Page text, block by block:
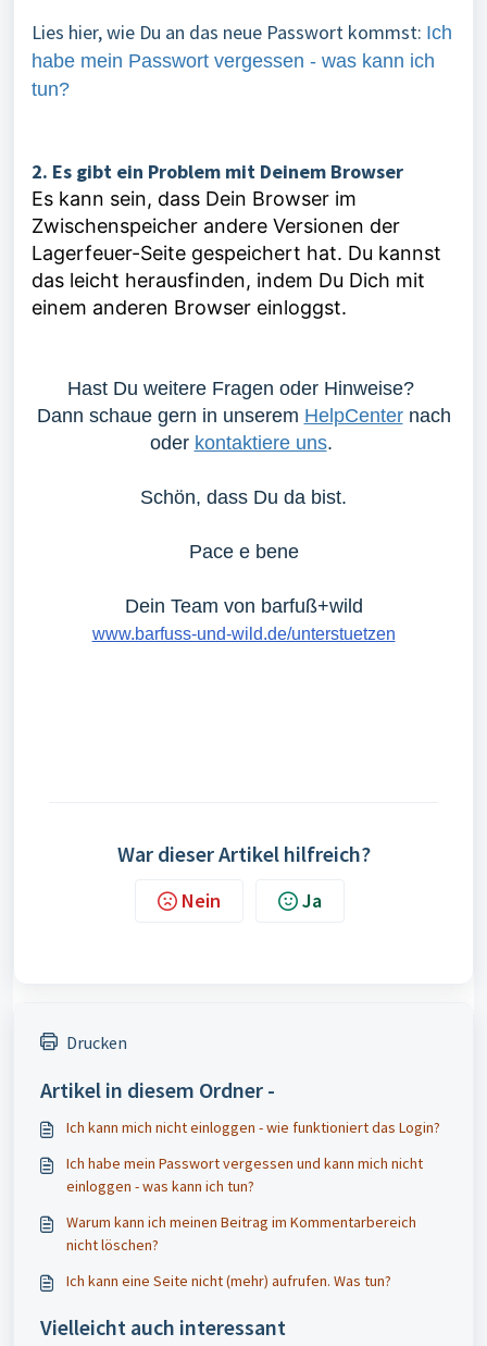
Lies hier, wie Du an das neue Passwort kommst: Ich
habe mein Passwort vergessen - was kann ich
tun?
2. Es gibt ein Problem mit Deinem Browser
Es kann sein, dass Dein Browser im
Zwischenspeicher andere Versionen der
Lagerfeuer-Seite gespeichert hat. Du kannst
das leicht herausfinden, indem Du Dich mit
einem anderen Browser einloggst.
Hast Du weitere Fragen oder Hinweise?
Dann schaue gern in unserem HelpCenternach
oder kontaktiere uns.
Schön, dass Du da bist.
Pace e bene
Dein Team von barfuß+wild
www.barfuss-und-wild.de/unterstuetzen
War dieser Artikel hilfreich?
Nein Ja
Drucken
Artikel in diesem Ordner -
Ich kann mich nicht einloggen - wie funktioniert das Login?
Ich habe mein Passwort vergessen und kann mich nicht
einloggen - was kann ich tun?
Warum kann ich meinen Beitrag im Kommentarbereich
nicht löschen?
Ich kann eine Seite nicht (mehr) aufrufen. Was tun?
Vielleicht auch interessant